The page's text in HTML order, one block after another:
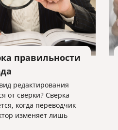
правильности
редактирования
от сверки? Сверка
когда переводчик
изменяет лишь